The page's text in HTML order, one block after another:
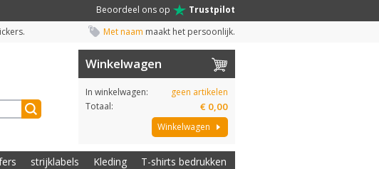
Beoordeel ons op
Trustpilot
Met naam maakt het persoonlijk.
Winkelwagen
In winkelwagen:
geen artikelen
Totaal:
€ 0,00
Winkelwagen
strijklabels Kleding T-shirts bedrukken